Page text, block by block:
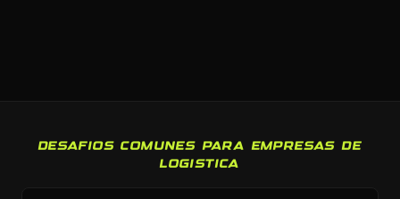
DESAFIOS COMUNES PARA EMPRESAS DE
LOGISTICA